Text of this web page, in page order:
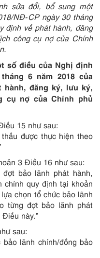
sửa đổi, bổ sung một
NĐ-CP ngày 30 tháng
định về phát hành, đăng
công cụ nợ của Chính
số điều của Nghị định
6 năm 2018 của
hành, đăng ký, lưu ký,
cụ nợ của Chính phủ
15 như sau:
được thực hiện theo
3 Điều 16 như sau:
bảo lãnh phát hành,
quy định tại khoản
chọn tổ chức bảo lãnh
từng đợt bảo lãnh phát
này.”
sau:
lãnh chính/đồng bảo